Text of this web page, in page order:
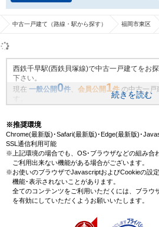
中古一戸建て（路線・駅から探す） 福岡市東区
西鉄千早駅(西鉄貝塚線)で中古一戸建てをお
下さい。
現在 一般公開0件 会員公開1件 の中古一戸
す。
藤和ハウスは地域密着・創業51年、これまで
ます。藤和ハウスで理想の中古一戸建て・マ
続きを読む
※推奨環境
Chrome(最新版)･Safari(最新版)･Edge(最新版)･
SSL通信利用可能
※上記環境の場合でも、OS･ブラウザなどの組み合
ご利用出来ない機能がある場合がございます。
※お使いのブラウザでJavascriptおよびCookieの設
機能･表示されないことがあります。
全てのコンテンツをご利用いただくには、ブラウ
を有効にしていただくようお願いいたします。